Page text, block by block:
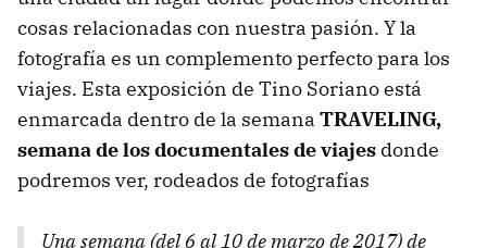
cosas relacionadas con nuestra pasión. Y la
fotografía es un complemento perfecto para los
viajes. Esta exposición de Tino Soriano está
enmarcada dentro de la semana TRAVELING,
semana de los documentales de viajes donde
podremos ver, rodeados de fotografías
Una semana (del 6 al 10 de marzo de 2017) de